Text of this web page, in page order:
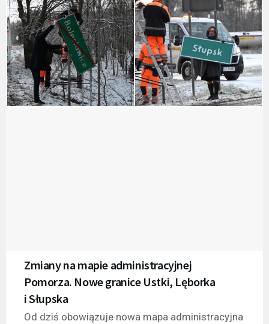
Zmiany na mapie administracyjnej
Pomorza. Nowe granice Ustki, Lęborka
i Słupska
Od dziś obowiązuje nowa mapa administracyjna